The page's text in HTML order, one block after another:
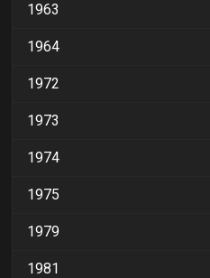
1963
1964
1972
1973
1974
1975
1979
1981